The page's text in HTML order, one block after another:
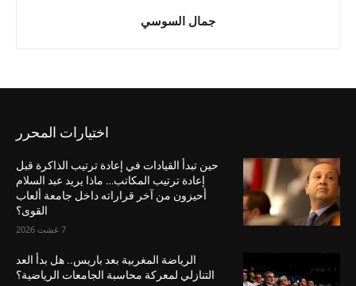
جمال السوسي
اختيارات المحرر
حين تبدأ القيادات في إعادة ترتيب الذاكرة قبل
إعادة ترتيب المكاتب… ماذا يريد عبد السلام
أحيزون من آخر قراراته داخل جامعة ألعاب
القوى؟
7 غشت 2026
الرياضة المغربية بعد باريس.. هل بدأ العد
التنازلي لمعركة محاسبة الجامعات الرياضية؟